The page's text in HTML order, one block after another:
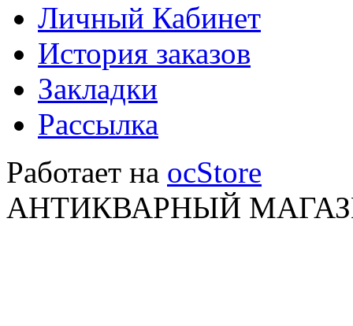
Личный Кабинет
История заказов
Закладки
Рассылка
Работает на ocStore
АНТИКВАРНЫЙ